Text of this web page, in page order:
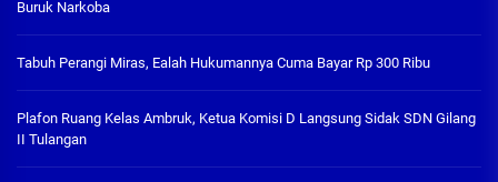
Buruk Narkoba
Tabuh Perangi Miras, Ealah Hukumannya Cuma Bayar Rp 300 Ribu
Plafon Ruang Kelas Ambruk, Ketua Komisi D Langsung Sidak SDN Gilang
II Tulangan